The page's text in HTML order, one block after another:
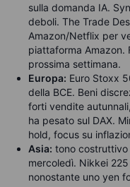
sulla domanda IA.
deboli. The Trade
Amazon/Netflix per
piattaforma Amazon.
prossima settimana.
Europa: Euro Stoxx
della BCE. Beni
forti vendite
ha pesato sul DAX.
hold, focus su
Asia: tono
mercoledì. Nikkei
nonostante uno yen